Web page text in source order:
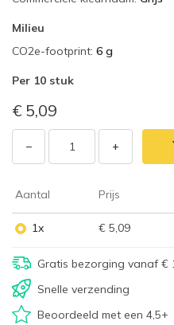
Milieu
CO2e-footprint: 6 g
Per 10 stuk
€ 5,09
− +
Aantal Prijs
1x € 5,09
Gratis bezorging vanaf €
Snelle verzending
Beoordeeld met een 4,5+